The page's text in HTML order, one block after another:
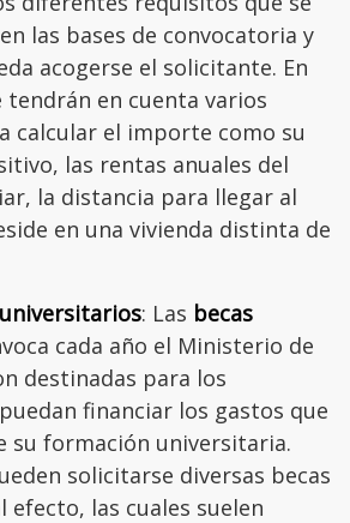
las bases de convocatoria y
acogerse el solicitante. En
tendrán en cuenta varios
calcular el importe como su
las rentas anuales del
la distancia para llegar al
en una vivienda distinta de
: Las becas
cada año el Ministerio de
destinadas para los
financiar los gastos que
su formación universitaria.
solicitarse diversas becas
efecto, las cuales suelen